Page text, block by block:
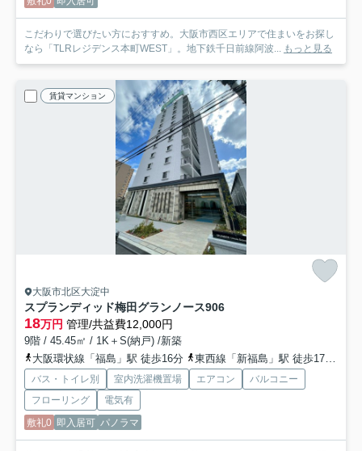
こだわりで選びたい方におすすめ。大阪市西区エリアで住まいをお探し
なら「TLRレジデンス本町WEST」。地下鉄千日前線阿波... もっと見る
賃貸マンション
大阪市北区大淀中
スプランディッド梅田グランノース906
18万円 管理/共益費12,000円
9階 / 45.45㎡ / 1K＋S(納戸) /新築
大阪環状線「福島」駅 徒歩16分
東西線「新福島」駅 徒歩17分
バス・トイレ別 室内洗濯機置場 エアコン
バルコニー
フローリング
電気有
敷礼0 即入居可 パノラマ